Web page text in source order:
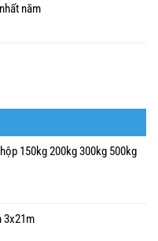
năm
150kg 200kg 300kg 500kg
3x21m